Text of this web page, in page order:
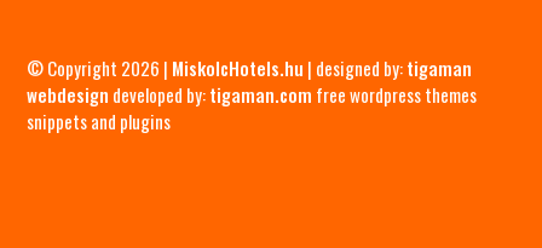
© Copyright 2026 | MiskolcHotels.hu | designed by:tigaman
webdesign developed by:tigaman.com free wordpress themes
snippets and plugins